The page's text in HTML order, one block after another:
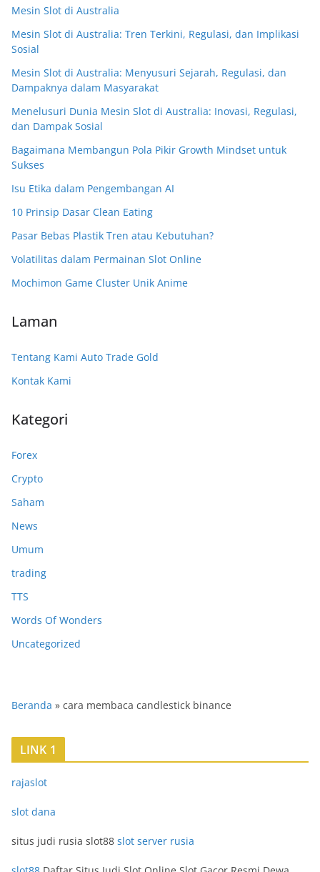
Mesin Slot di Australia
Mesin Slot di Australia: Tren Terkini, Regulasi, dan Implikasi
Sosial
Mesin Slot di Australia: Menyusuri Sejarah, Regulasi, dan
Dampaknya dalam Masyarakat
Menelusuri Dunia Mesin Slot di Australia: Inovasi, Regulasi,
dan Dampak Sosial
Bagaimana Membangun Pola Pikir Growth Mindset untuk
Sukses
Isu Etika dalam Pengembangan AI
10 Prinsip Dasar Clean Eating
Pasar Bebas Plastik Tren atau Kebutuhan?
Volatilitas dalam Permainan Slot Online
Mochimon Game Cluster Unik Anime
Laman
Tentang Kami Auto Trade Gold
Kontak Kami
Kategori
Forex
Crypto
Saham
News
Umum
trading
TTS
Words Of Wonders
Uncategorized
Beranda » cara membaca candlestick binance
LINK 1
rajaslot
slot dana
situs judi rusia slot88 slot server rusia